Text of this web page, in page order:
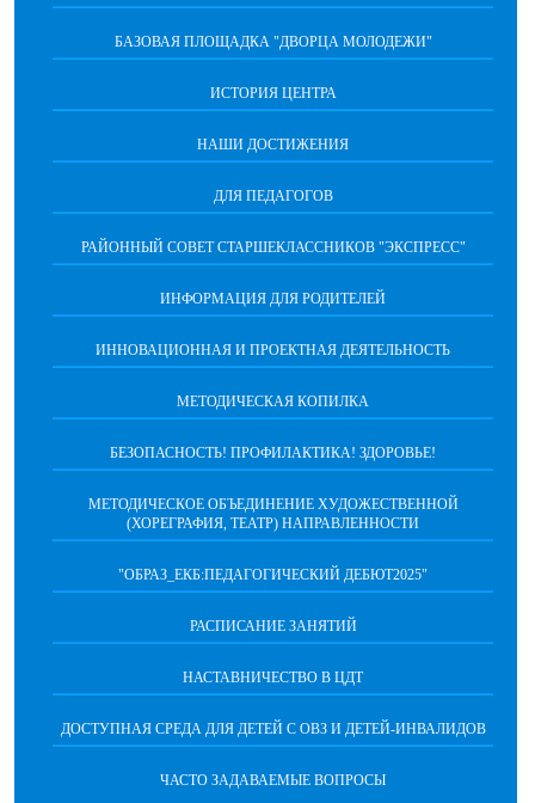
БАЗОВАЯ ПЛОЩАДКА "ДВОРЦА МОЛОДЕЖИ"
ИСТОРИЯ ЦЕНТРА
НАШИ ДОСТИЖЕНИЯ
ДЛЯ ПЕДАГОГОВ
РАЙОННЫЙ СОВЕТ СТАРШЕКЛАССНИКОВ "ЭКСПРЕСС"
ИНФОРМАЦИЯ ДЛЯ РОДИТЕЛЕЙ
ИННОВАЦИОННАЯ И ПРОЕКТНАЯ ДЕЯТЕЛЬНОСТЬ
МЕТОДИЧЕСКАЯ КОПИЛКА
БЕЗОПАСНОСТЬ! ПРОФИЛАКТИКА! ЗДОРОВЬЕ!
МЕТОДИЧЕСКОЕ ОБЪЕДИНЕНИЕ ХУДОЖЕСТВЕННОЙ
(ХОРЕГРАФИЯ, ТЕАТР) НАПРАВЛЕННОСТИ
"ОБРАЗ_ЕКБ:ПЕДАГОГИЧЕСКИЙ ДЕБЮТ2025"
РАСПИСАНИЕ ЗАНЯТИЙ
НАСТАВНИЧЕСТВО В ЦДТ
ДОСТУПНАЯ СРЕДА ДЛЯ ДЕТЕЙ С ОВЗ И ДЕТЕЙ-ИНВАЛИДОВ
ЧАСТО ЗАДАВАЕМЫЕ ВОПРОСЫ